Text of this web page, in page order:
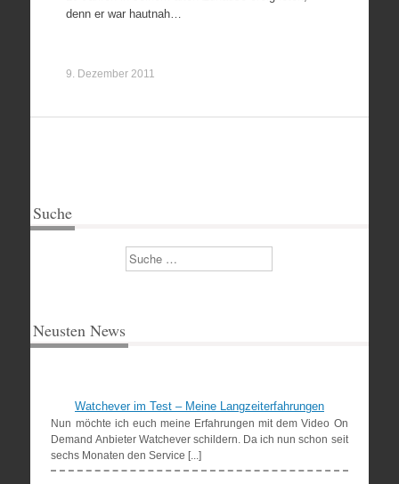
denn er war hautnah…
9. Dezember 2011
Suche
Suchen
Neusten News
Watchever im Test – Meine Langzeiterfahrungen
Nun möchte ich euch meine Erfahrungen mit dem Video On
Demand Anbieter Watchever schildern. Da ich nun schon seit
sechs Monaten den Service [...]